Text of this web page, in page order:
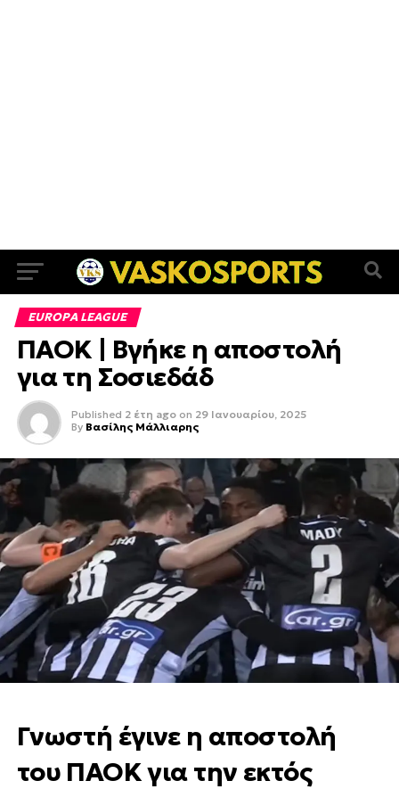
EUROPA LEAGUE
ΠΑΟΚ | Βγήκε η αποστολή
για τη Σοσιεδάδ
Published 2 έτη ago on 29 Ιανουαρίου, 2025
By Βασίλης Μάλλιαρης
Γνωστή έγινε η αποστολή
του ΠΑΟΚ για την εκτός